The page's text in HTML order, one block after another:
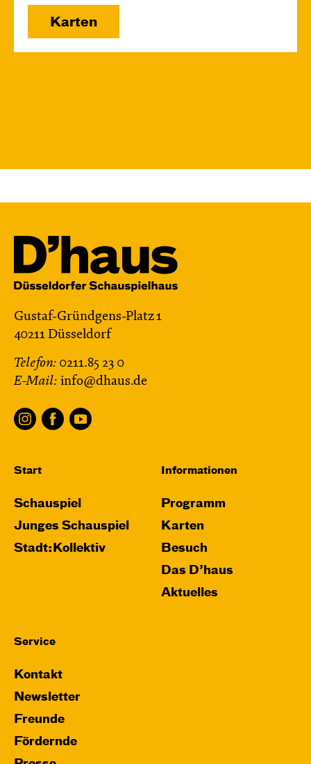
Karten
Gustaf-Gründgens-Platz 1
40211 Düsseldorf
Telefon: 0211.85 23 0
E-Mail: info@dhaus.de
Start
Schauspiel
Junges Schauspiel
Stadt:Kollektiv
Informationen
Programm
Karten
Besuch
Das D’haus
Aktuelles
Service
Kontakt
Newsletter
Freunde
Fördernde